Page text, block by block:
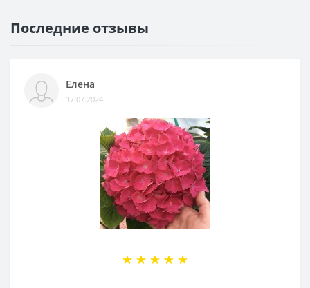
Последние отзывы
Елена
17.07.2024